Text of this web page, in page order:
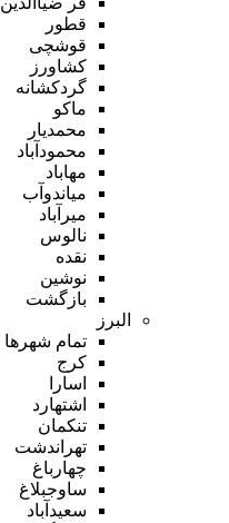
قطور
قوشچی
کشاورز
گردکشانه
ماکو
محمدیار
محمودآباد
مهاباد
میاندوآب
میرآباد
نالوس
نقده
نوشین
بازگشت
البرز
تمام شهر‌ها
کرج
اسارا
اشتهارد
تنکمان
تهراندشت
چهارباغ
ساوجبلاغ
سعیدآباد